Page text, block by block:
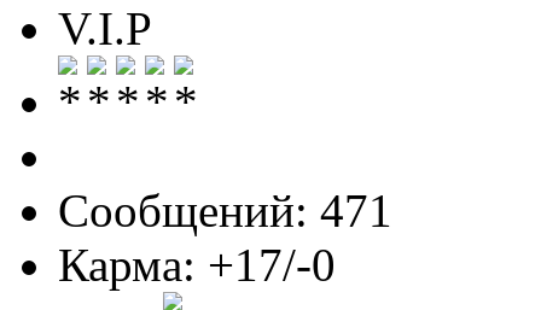
V.I.P
Сообщений: 471
Карма: +17/-0